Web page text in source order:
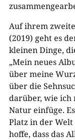
Auf ihrem
(2019) geht es
kleinen Dinge,
„Mein neues
über meine
über die
darüber, wie ich
Natur einfüge.
Platz in der
hoffe, dass das